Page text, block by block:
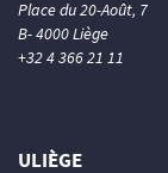
Place du 20-Août, 7
B- 4000 Liège
+32 4 366 21 11
ULIÈGE